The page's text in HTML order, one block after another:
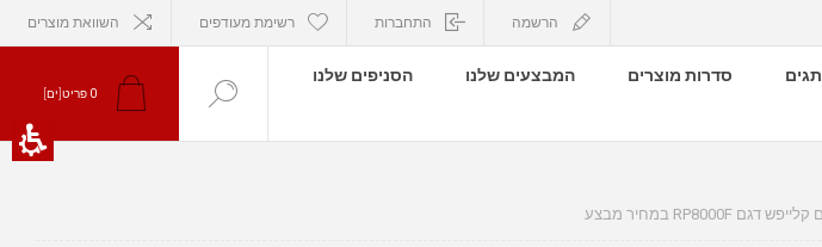
הרשמה התחברות רשימת מעודפים השוואת מוצרים
סדרות מוצרים המבצעים שלנו
הסניפים שלנו
0 פריט[ים]